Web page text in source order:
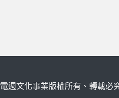
電週文化事業版權所有、轉載必